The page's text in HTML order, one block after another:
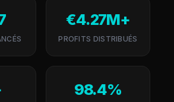
€4.27M+
PROFITS DISTRIBUÉS
98.4%